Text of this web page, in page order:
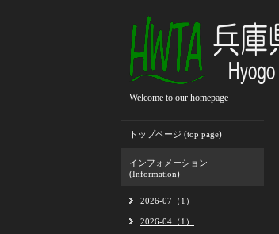
Welcome to our homepage
トップページ (top page)
インフォメーション
(Information)
2026-07（1）
2026-04（1）